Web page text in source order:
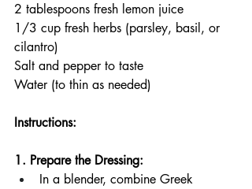
2 tablespoons fresh lemon juice
1/3 cup fresh herbs (parsley, basil, or
cilantro)
Salt and pepper to taste
Water (to thin as needed)
Instructions:
1. Prepare the Dressing:
In a blender, combine Greek